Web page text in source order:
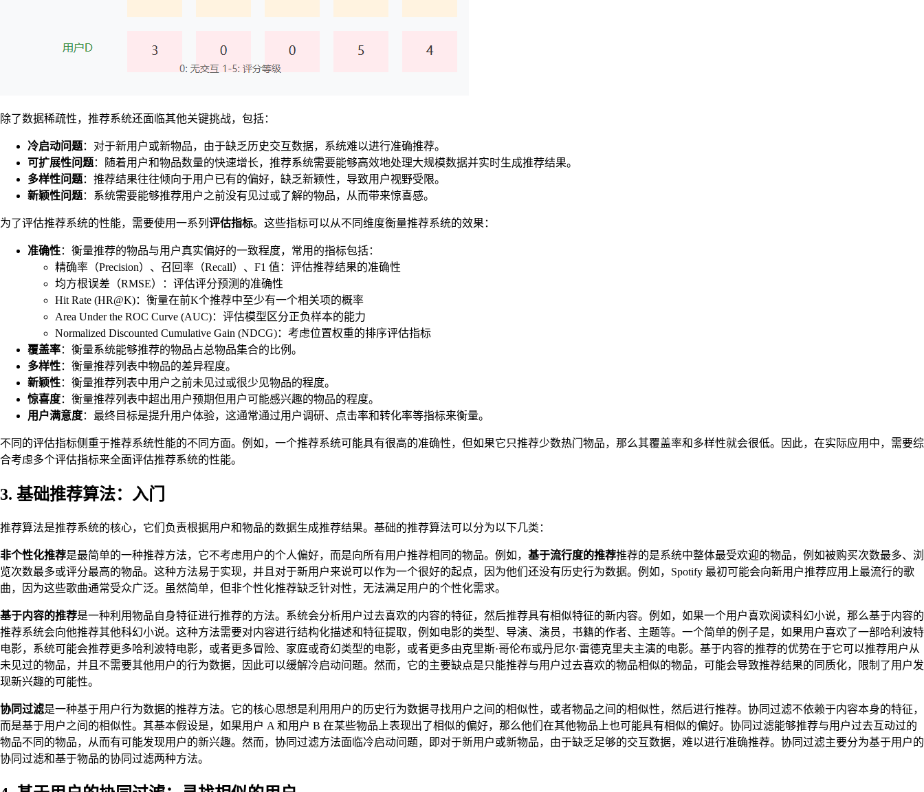
除了数据稀疏性，推荐系统还面临其他关键挑战，包括：
冷启动问题：对于新用户或新物品，由于缺乏历史交互数据，系统难以进行准确推荐。
可扩展性问题：随着用户和物品数量的快速增长，推荐系统需要能够高效地处理大规模数据并实时生成推荐结果。
多样性问题：推荐结果往往倾向于用户已有的偏好，缺乏新颖性，导致用户视野受限。
新颖性问题：系统需要能够推荐用户之前没有见过或了解的物品，从而带来惊喜感。
为了评估推荐系统的性能，需要使用一系列 评估指标。这些指标可以从不同维度衡量推荐系统的效果：
准确性：衡量推荐的物品与用户真实偏好的一致程度，常用的指标包括：
精确率（Precision）、召回率（Recall）、F1 值：评估推荐结果的准确性
均方根误差（RMSE）：评估评分预测的准确性
Hit Rate (HR@K)：衡量在前K个推荐中至少有一个相关项的概率
Area Under the ROC Curve (AUC)：评估模型区分正负样本的能力
Normalized Discounted Cumulative Gain (NDCG)：考虑位置权重的排序评估指标
覆盖率：衡量系统能够推荐的物品占总物品集合的比例。
多样性：衡量推荐列表中物品的差异程度。
新颖性：衡量推荐列表中用户之前未见过或很少见物品的程度。
惊喜度：衡量推荐列表中超出用户预期但用户可能感兴趣的物品的程度。
用户满意度：最终目标是提升用户体验，这通常通过用户调研、点击率和转化率等指标来衡量。
不同的评估指标侧重于推荐系统性能的不同方面。例如，一个推荐系统可能具有很高的准确性，但如果它只推荐少数热门物品，那么其覆盖率和多样性就会很低。因此，在实际应用中，需要综
合考虑多个评估指标来全面评估推荐系统的性能。
3. 基础推荐算法：入门
推荐算法是推荐系统的核心，它们负责根据用户和物品的数据生成推荐结果。基础的推荐算法可以分为以下几类：
非个性化推荐是最简单的一种推荐方法，它不考虑用户的个人偏好，而是向所有用户推荐相同的物品。例如， 基于流行度的推荐推荐的是系统中整体最受欢迎的物品，例如被购买次数最多、浏
览次数最多或评分最高的物品。这种方法易于实现，并且对于新用户来说可以作为一个很好的起点，因为他们还没有历史行为数据。例如，Spotify 最初可能会向新用户推荐应用上最流行的歌
曲，因为这些歌曲通常受众广泛。虽然简单，但非个性化推荐缺乏针对性，无法满足用户的个性化需求。
基于内容的推荐是一种利用物品自身特征进行推荐的方法。系统会分析用户过去喜欢的内容的特征，然后推荐具有相似特征的新内容。例如，如果一个用户喜欢阅读科幻小说，那么基于内容的
推荐系统会向他推荐其他科幻小说。这种方法需要对内容进行结构化描述和特征提取，例如电影的类型、导演、演员，书籍的作者、主题等。一个简单的例子是，如果用户喜欢了一部哈利波特
电影，系统可能会推荐更多哈利波特电影，或者更多冒险、家庭或奇幻类型的电影，或者更多由克里斯·哥伦布或丹尼尔·雷德克里夫主演的电影。基于内容的推荐的优势在于它可以推荐用户从
未见过的物品，并且不需要其他用户的行为数据，因此可以缓解冷启动问题。然而，它的主要缺点是只能推荐与用户过去喜欢的物品相似的物品，可能会导致推荐结果的同质化，限制了用户发
现新兴趣的可能性。
协同过滤是一种基于用户行为数据的推荐方法。它的核心思想是利用用户的历史行为数据寻找用户之间的相似性，或者物品之间的相似性，然后进行推荐。协同过滤不依赖于内容本身的特征，
而是基于用户之间的相似性。其基本假设是，如果用户 A 和用户 B 在某些物品上表现出了相似的偏好，那么他们在其他物品上也可能具有相似的偏好。协同过滤能够推荐与用户过去互动过的
物品不同的物品，从而有可能发现用户的新兴趣。然而，协同过滤方法面临冷启动问题，即对于新用户或新物品，由于缺乏足够的交互数据，难以进行准确推荐。协同过滤主要分为基于用户的
协同过滤和基于物品的协同过滤两种方法。